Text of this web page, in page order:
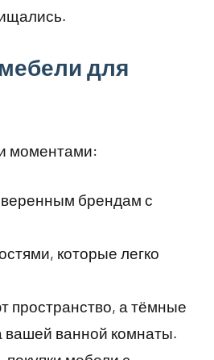
для
моментами:
брендам с
которые легко
пространство, а тёмные
вашей ванной комнаты.